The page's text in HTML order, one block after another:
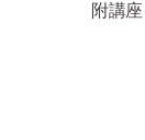
附講